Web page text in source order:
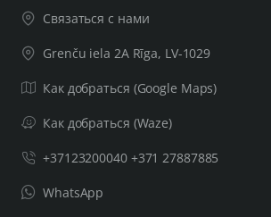
Связаться с нами
Grenču iela 2A Rīga, LV-1029
Как добраться (Google Maps)
Как добраться (Waze)
+37123200040 +371 27887885
WhatsApp